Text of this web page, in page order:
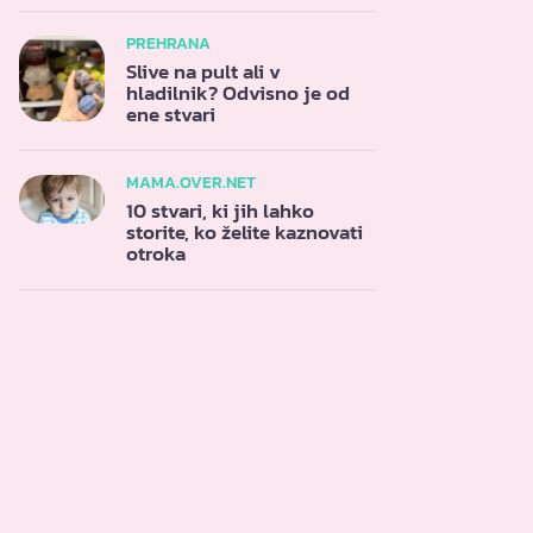
PREHRANA
Slive na pult ali v
hladilnik? Odvisno je od
ene stvari
MAMA.OVER.NET
10 stvari, ki jih lahko
storite, ko želite kaznovati
otroka